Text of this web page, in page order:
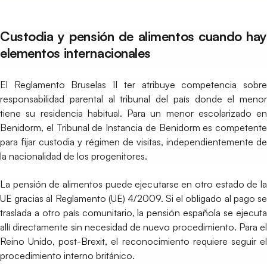
Custodia y pensión de alimentos cuando hay
elementos internacionales
El Reglamento Bruselas II ter atribuye competencia sobre
responsabilidad parental al tribunal del país donde el menor
tiene su residencia habitual. Para un menor escolarizado en
Benidorm, el Tribunal de Instancia de Benidorm es competente
para fijar custodia y régimen de visitas, independientemente de
la nacionalidad de los progenitores.
La pensión de alimentos puede ejecutarse en otro estado de la
UE gracias al Reglamento (UE) 4/2009. Si el obligado al pago se
traslada a otro país comunitario, la pensión española se ejecuta
allí directamente sin necesidad de nuevo procedimiento. Para el
Reino Unido, post-Brexit, el reconocimiento requiere seguir el
procedimiento interno británico.